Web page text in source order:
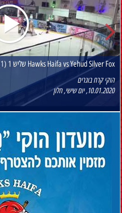
Hawks Haifa vs Yehud Silver Fox שליש 1 (1)
הוקי קרח בוגרים
10.01.2020, יום שישי, חלון